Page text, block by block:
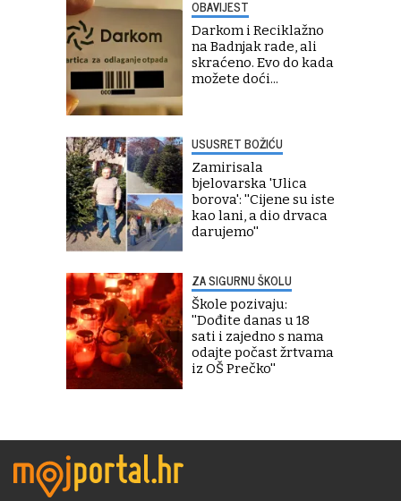
OBAVIJEST
Darkom i Reciklažno
na Badnjak rade, ali
skraćeno. Evo do kada
možete doći...
USUSRET BOŽIĆU
Zamirisala
bjelovarska 'Ulica
borova': ''Cijene su iste
kao lani, a dio drvaca
darujemo''
ZA SIGURNU ŠKOLU
Škole pozivaju:
''Dođite danas u 18
sati i zajedno s nama
odajte počast žrtvama
iz OŠ Prečko''